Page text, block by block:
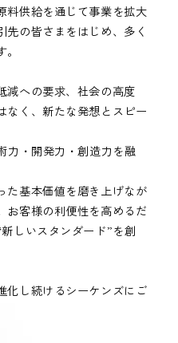
料供給を通じて事業を拡大
先の皆さまをはじめ、多く
減への要求、社会の高度
なく、新たな発想とスピー
力・開発力・創造力を融
た基本価値を磨き上げなが
お客様の利便性を高めるだ
しいスタンダード”を創
化し続けるシーケンズにご